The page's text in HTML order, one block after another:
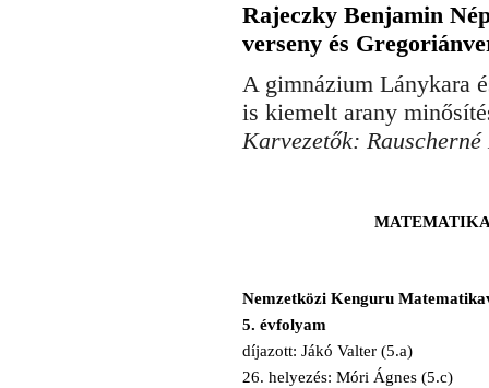
Rajeczky Benjamin
verseny és
A gimnázium Lánykara
is kiemelt arany
Karvezetők:
Nemzetközi Kenguru
5. évfolyam
díjazott: Jákó Valter (5.a)
26. helyezés: Móri Ágnes (5.c)